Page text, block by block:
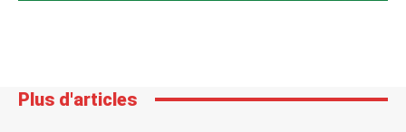
Plus d'articles